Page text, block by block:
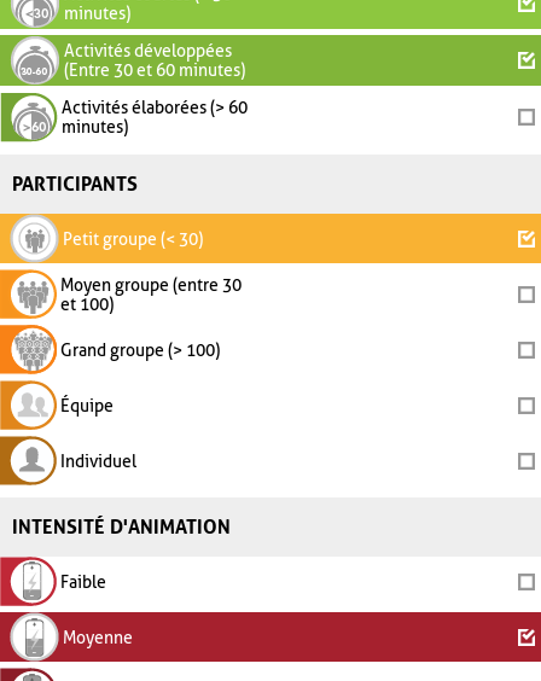
minutes)
Activités développées
(Entre 30 et 60 minutes)
Activités élaborées (> 60
minutes)
PARTICIPANTS
Petit groupe (< 30)
Moyen groupe (entre 30
et 100)
Grand groupe (> 100)
Équipe
Individuel
INTENSITÉ D'ANIMATION
Faible
Moyenne